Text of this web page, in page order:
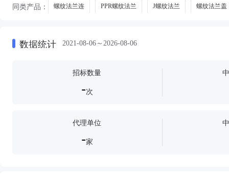
同类产品： 螺纹法兰连 PPR螺纹法兰 J螺纹法兰 螺纹法兰盖
数据统计 2021-08-06～2026-08-06
招标数量
-次
代理单位
-家